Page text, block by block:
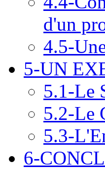
d'un
4.5-
5-UN
5.1-Le
5.2-Le
5.3-
6-